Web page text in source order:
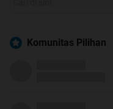
Komunitas Pilihan